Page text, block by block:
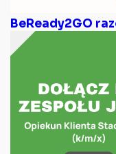
BeReady2GO